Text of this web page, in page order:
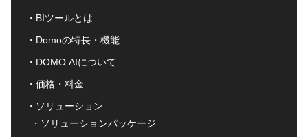
BIツールとは
Domoの特長・機能
DOMO.AIについて
価格・料金
ソリューション
ソリューションパッケージ